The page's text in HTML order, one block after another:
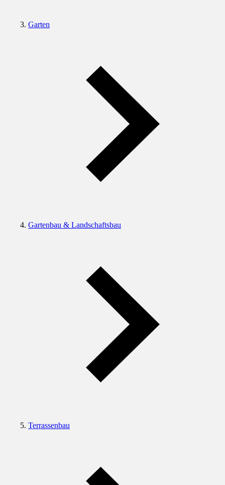
Garten
Gartenbau & Landschaftsbau
Terrassenbau